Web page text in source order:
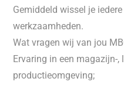
Gemiddeld wissel je
werkzaamheden.
Wat vragen wij van jou
Ervaring in een magazijn-,
productieomgeving;